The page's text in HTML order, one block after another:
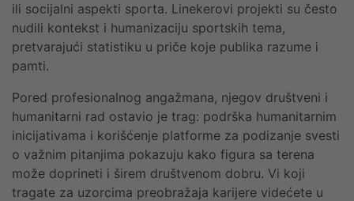
ili socijalni aspekti sporta. Linekerovi projekti su često
nudili kontekst i humanizaciju sportskih tema,
pretvarajući statistiku u priče koje publika razume i
pamti.
Pored profesionalnog angažmana, njegov društveni i
humanitarni rad ostavio je trag: podrška humanitarnim
inicijativama i korišćenje platforme za podizanje svesti
o važnim pitanjima pokazuju kako figura sa terena
može doprineti i širem društvenom dobru. Vi koji
tragate za uzorcima preobražaja karijere videćete u